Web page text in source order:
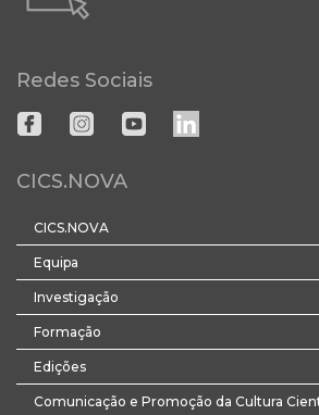
Redes Sociais
CICS.NOVA
CICS.NOVA
Equipa
Investigação
Formação
Edições
Comunicação e Promoção da Cultura